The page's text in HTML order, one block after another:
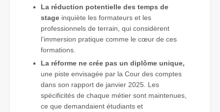
La réduction potentielle des temps de
stage inquiète les formateurs et les
professionnels de terrain, qui considèrent
l’immersion pratique comme le cœur de ces
formations.
La réforme ne crée pas un diplôme unique,
une piste envisagée par la Cour des comptes
dans son rapport de janvier 2025. Les
spécificités de chaque métier sont maintenues,
ce que demandaient étudiants et